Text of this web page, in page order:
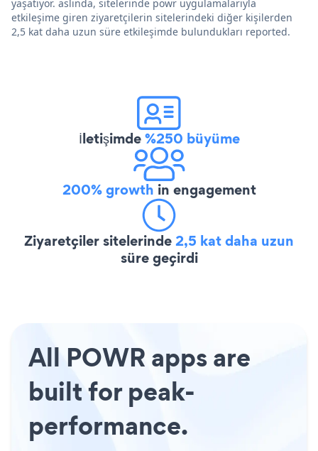
yaşatıyor. aslında, sitelerinde powr uygulamalarıyla
etkileşime giren ziyaretçilerin sitelerindeki diğer kişilerden
2,5 kat daha uzun süre etkileşimde bulundukları reported.
İletişimde%250 büyüme
200% growth in engagement
Ziyaretçiler sitelerinde2,5 kat daha uzun
süre geçirdi
All POWR apps are
built for peak-
performance.